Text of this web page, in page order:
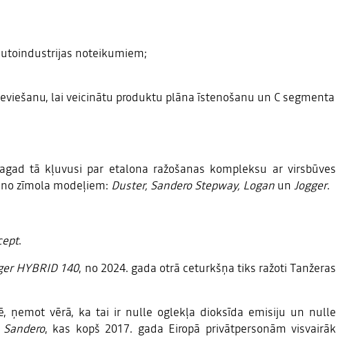
noteikumiem;
lai veicinātu produktu plāna īstenošanu un C segmenta
tā kļuvusi par etalona ražošanas kompleksu ar virsbūves
zīmola modeļiem: Duster, Sandero Stepway, Logan un Jogger.
.
HYBRID 140, no 2024. gada otrā ceturkšņa tiks ražoti Tanžeras
ņemot vērā, ka tai ir nulle oglekļa dioksīda emisiju un nulle
, kas kopš 2017. gada Eiropā privātpersonām visvairāk